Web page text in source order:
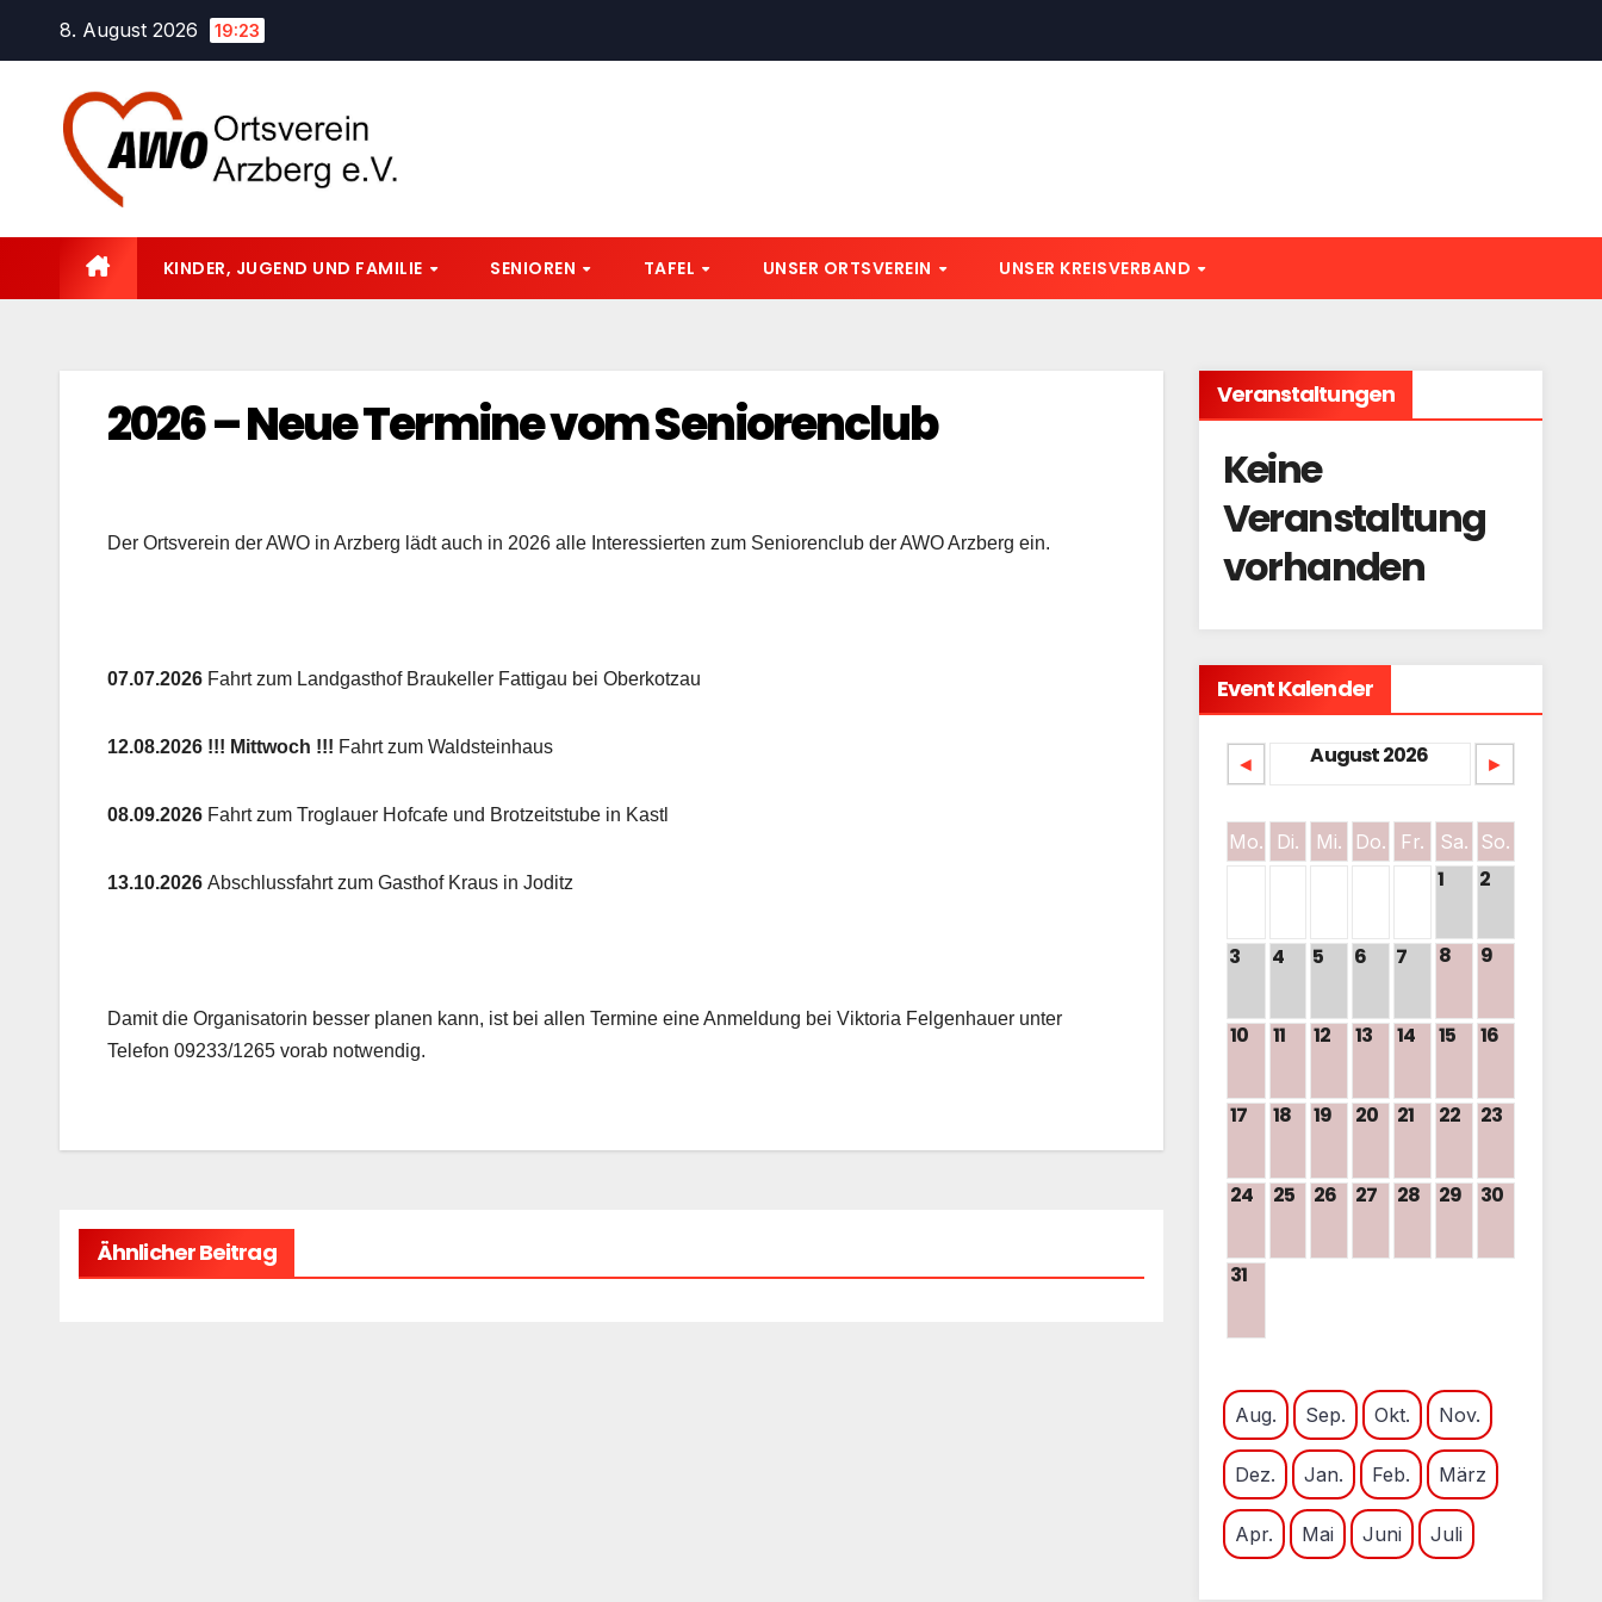
8. August 2026 19:23
KINDER, JUGEND UND FAMILIE SENIOREN TAFEL UNSER ORTSVEREIN UNSER KREISVERBAND
2026 – Neue Termine vom Seniorenclub
Der Ortsverein der AWO in Arzberg lädt auch in 2026 alle Interessierten zum Seniorenclub der AWO Arzberg ein.
07.07.2026 Fahrt zum Landgasthof Braukeller Fattigau bei Oberkotzau
12.08.2026 !!! Mittwoch !!! Fahrt zum Waldsteinhaus
08.09.2026 Fahrt zum Troglauer Hofcafe und Brotzeitstube in Kastl
13.10.2026 Abschlussfahrt zum Gasthof Kraus in Joditz
Damit die Organisatorin besser planen kann, ist bei allen Termine eine Anmeldung bei Viktoria Felgenhauer unter
Telefon 09233/1265 vorab notwendig.
Ähnlicher Beitrag
Veranstaltungen
Keine
Veranstaltung
vorhanden
Event Kalender
◄ August 2026 ►
Mo. Di. Mi. Do. Fr. Sa. So.
1 2
3 4 5 6 7 8 9
10 11 12 13 14 15 16
17 18 19 20 21 22 23
24 25 26 27 28 29 30
31
Aug. Sep. Okt. Nov.
Dez. Jan. Feb. März
Apr. Mai Juni Juli